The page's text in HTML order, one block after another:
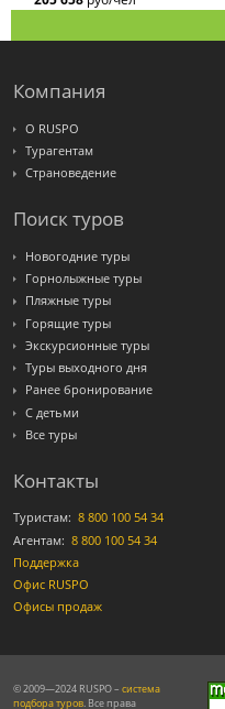
Компания
О RUSPO
Турагентам
Страноведение
Поиск туров
Новогодние туры
Горнолыжные туры
Пляжные туры
Горящие туры
Экскурсионные туры
Туры выходного дня
Ранее бронирование
С детьми
Все туры
Контакты
Туристам: 8 800 100 54 34
Агентам: 8 800 100 54 34
Поддержка
Офис RUSPO
Офисы продаж
© 2009—2024 RUSPO – система
подбора туров. Все права